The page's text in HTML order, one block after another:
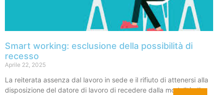
Smart working: esclusione della possibilità di
recesso
Aprile 22, 2025
La reiterata assenza dal lavoro in sede e il rifiuto di attenersi alla
disposizione del datore di lavoro di recedere dalla modalità di